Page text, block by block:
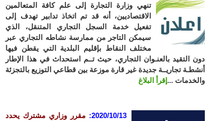
تنهي وزارة التجارة إلى علم كافة المتعالمين
الاقتصاديين، أنه قد تم اتخاذ تدابير تهدف إلى
تفعيل خدمة السجل التجاري المتنقل، الذي
سيمكن التاجر من ممارسة نشاطه التجاري عبر
مختلف النقاط بإقليم البلدية التي يقطن فيها
دون التقيد بالعنـوان التجاري، حيث تــم استحداث في هذا الإطار
أنشطـة تجاريــة جديدة غير قارة موزعة بين قطاعي التوزيع بالتجزئة
والخدمات ... إقرأ البلاغ
2020/10/13
: مقرر وزاري مشترك يحدد